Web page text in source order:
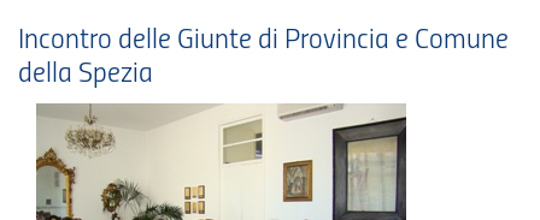
Incontro delle Giunte di Provincia e Comune
della Spezia